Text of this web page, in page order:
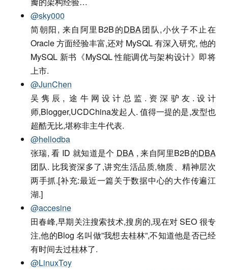
@sky000
简朝阳, 来自阿里B2B的DBA团队,小伙子不止在
Oracle 方面经验丰富,还对 MySQL 有深入研究, 他的
MySQL 新书《MySQL 性能调优与架构设计》即将
上市.
@JunChen
吴隽辰, 途牛网设计总监.资深驴友.设计
师,Blogger,UCDChina发起人. 值得一提的是,发型也
超酷无比,堪称非主牛代表.
@hellodba
张瑞, 看 ID 就知道是个 DBA , 来自阿里B2B的DBA
团队. 比我资深多了,讲究生活品质,物质、精神层次
两手抓.[补充:最近一篇关于数据中心的大作传遍江
湖.]
@accesine
田春峰,早期关注搜索技术,搜房的,现在对 SEO 很专
注,他的Blog 名叫做”我想去桂林”,不知道他是否已经
有时间去过桂林了.
@LinuxToy